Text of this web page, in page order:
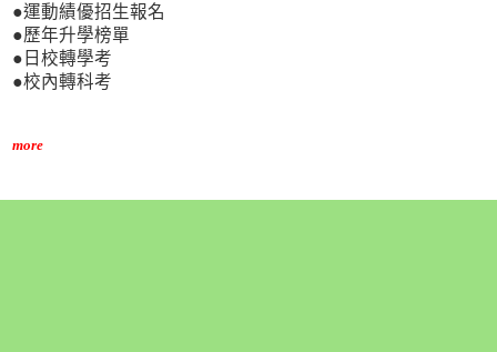
●運動績優招生報名
●歷年升學榜單
●日校轉學考
●校內轉科考
more